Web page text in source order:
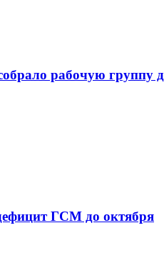
рабочую
ГСМ до октября